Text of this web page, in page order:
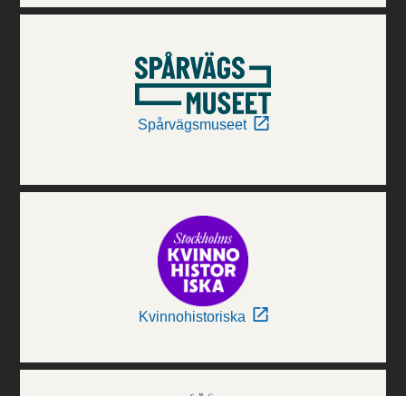
Spårvägsmuseet
Kvinnohistoriska